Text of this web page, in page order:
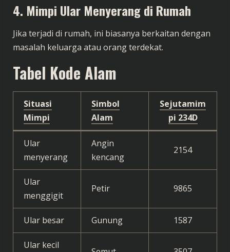
4. Mimpi Ular Menyerang di Rumah
Jika terjadi di rumah, ini biasanya berkaitan dengan
masalah keluarga atau orang terdekat.
Tabel Kode Alam
Situasi
Mimpi
Simbol
Alam
Sejutamim
pi 234D
Ular
menyerang
Angin
kencang
2154
Ular
menggigit
Petir 9865
Ular besar Gunung 1587
Ular kecil